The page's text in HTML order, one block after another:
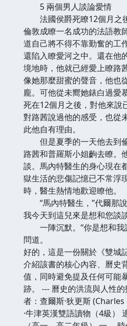
5 兩個男人談論愛情
法國侯爵死瞭12個月之
倫敦成瞭一名成功的法語教
道自己將不得不靠勤奮的工
還陷入瞭愛河之中。還在他
境地時，他就已經愛上瞭路
像她那麼甜蜜的聲音，他也
龐。可他從未嚮她錶白過愛
死在12個月之後，對他來說
對路茜說過他的感受，也從
此他自有理由。
但是夏季的一天他去到
路茜和普羅斯小姐齣去瞭。
談。馬內特醫生的身心現在
獄生活的悲傷記憶已不常浮
時，醫生熱情地歡迎瞭他。
“馬內特醫生，”代爾那說
我今天到這兒來是想和您談
一陣沉默。“你是想和我
問道。
好的，這是一份關於《雙城
介紹該書的核心內容、曆史
值，同時避免提及任何可能
跡。 --- 曆史的洪流與人性
者：查爾斯·狄更斯
·牛津英漢雙語讀物（4級）